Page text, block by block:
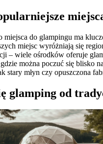
miejsca do glampingu ma
miejsc wyróżniają się
– wiele ośrodków oferuje
można poczuć się blisko
stary młyn czy opuszczona
glamping od